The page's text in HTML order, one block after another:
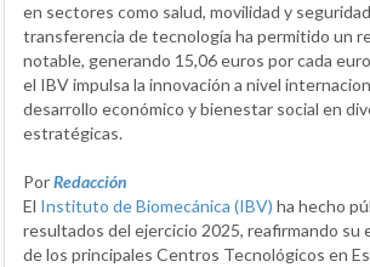
en sectores como salud, movilidad y
transferencia de tecnología ha permitido un
notable, generando 15,06 euros por cada
el IBV impulsa la innovación a nivel
desarrollo económico y bienestar social en
estratégicas.
PorRedacción
El Instituto de Biomecánica (IBV) ha hecho
resultados del ejercicio 2025, reafirmando su
de los principales Centros Tecnológicos en